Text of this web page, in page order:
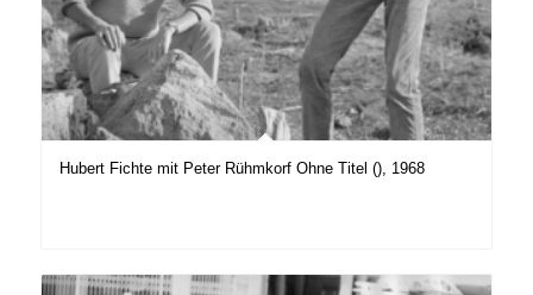
Hubert Fichte mit Peter Rühmkorf Ohne Titel (), 1968